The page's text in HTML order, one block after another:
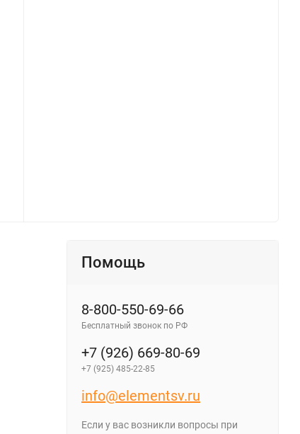
Помощь
8-800-550-69-66
Бесплатный звонок по РФ
+7 (926) 669-80-69
+7 (925) 485-22-85
info@elementsv.ru
Если у вас возникли вопросы при